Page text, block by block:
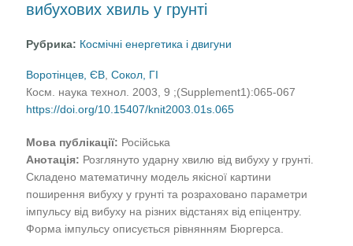
вибухових хвиль у грунті
Рубрика: Космічні енергетика і двигуни
Воротінцев, ЄВ ,Сокол, ГІ
Косм. наука технол. 2003, 9 ;(Supplement1):065-067
https://doi.org/10.15407/knit2003.01s.065
Мова публікації: Російська
Анотація: Розглянуто ударну хвилю від вибуху у грунті.
Складено математичну модель якісної картини
поширення вибуху у грунті та розраховано параметри
імпульсу від вибуху на різних відстанях від епіцентру.
Форма імпульсу описується рівнянням Бюргерса.